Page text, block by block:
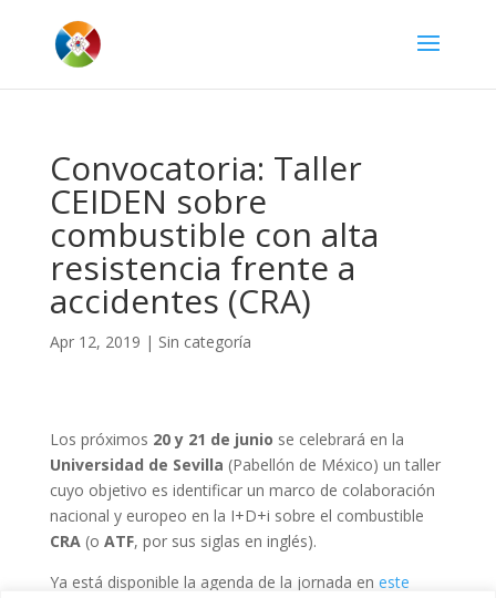
Convocatoria: Taller
CEIDEN sobre
combustible con alta
resistencia frente a
accidentes (CRA)
Apr 12, 2019 | Sin categoría
Los próximos 20 y 21 de junio se celebrará en la
Universidad de Sevilla (Pabellón de México) un taller
cuyo objetivo es identificar un marco de colaboración
nacional y europeo en la I+D+i sobre el combustible
CRA(o ATF, por sus siglas en inglés).
Ya está disponible la agenda de la jornada en este